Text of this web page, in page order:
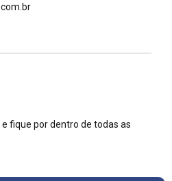
fique por dentro de todas as